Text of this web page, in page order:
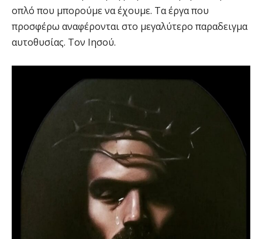
οπλό που μπορούμε να έχουμε. Τα έργα που
προσφέρω αναφέρονται στο μεγαλύτερο παραδειγμα
αυτοθυσίας. Τον Ιησού.